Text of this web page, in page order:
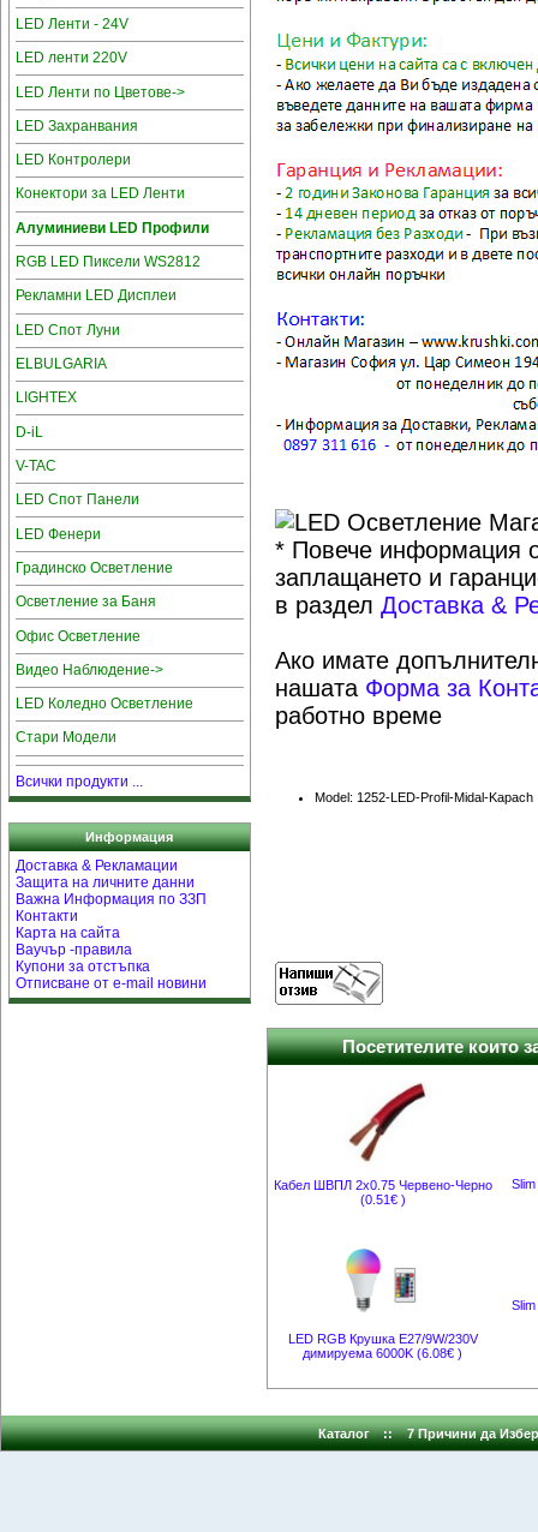
LED Ленти - 24V
LED ленти 220V
LED Ленти по Цветове->
LED Захранвания
LED Контролери
Конектори за LED Ленти
Алуминиеви LED Профили
RGB LED Пиксели WS2812
Рекламни LED Дисплеи
LED Спот Луни
ELBULGARIA
LIGHTEX
D-iL
V-TAC
LED Спот Панели
LED Фенери
Градинско Осветление
Осветление за Баня
Офис Осветление
Видео Наблюдение->
LED Коледно Осветление
Стари Модели
Всички продукти ...
Информация
Доставка & Рекламации
Защита на личните данни
Важна Информация по ЗЗП
Контакти
Карта на сайта
Ваучър -правила
Купони за отстъпка
Отписване от e-mail новини
* Повече информация
заплащането и
в раздел Доставка &
Ако имате
нашата Форма за
работно време
Model: 1252-LED-Profil-Midal-Kapach
Посетителите които
Кабел ШВПЛ 2x0.75 Червено-Черно
(0.51€ )
LED RGB Крушка E27/9W/230V
димируема 6000K (6.08€ )
Каталог :: 7 Причини да